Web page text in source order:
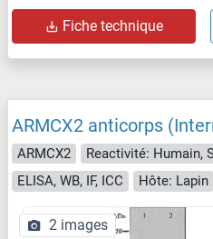
Fiche technique
ARMCX2 anticorps
ARMCX2
Reactivité: Humain,
ELISA, WB, IF, ICC
Hôte: Lapin
2 images